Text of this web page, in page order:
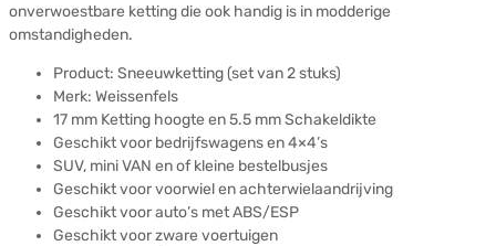
onverwoestbare ketting die ook handig is in modderige
omstandigheden.
Product: Sneeuwketting (set van 2 stuks)
Merk: Weissenfels
17 mm Ketting hoogte en 5.5 mm Schakeldikte
Geschikt voor bedrijfswagens en 4×4’s
SUV, mini VAN en of kleine bestelbusjes
Geschikt voor voorwiel en achterwielaandrijving
Geschikt voor auto’s met ABS/ESP
Geschikt voor zware voertuigen